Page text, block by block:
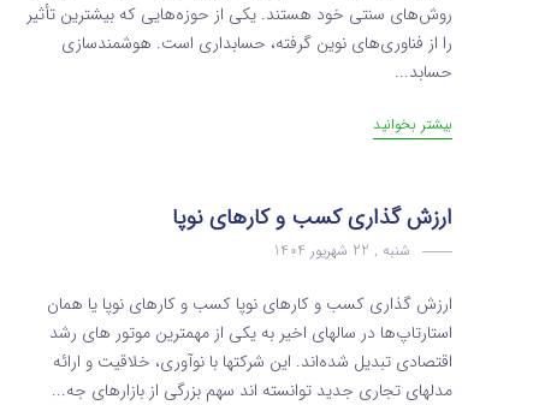
روش‌های سنتی خود هستند. یکی از حوزه‌هایی که بیشترین تأثیر
را از فناوری‌های نوین گرفته، حسابداری است. هوشمندسازی
حسابد...
بیشتر بخوانید
ارزش گذاری کسب ‌و کارهای نوپا
شنبه , 22 شهریور 1404
ارزش گذاری کسب ‌و کارهای نوپا کسب ‌و کارهای نوپا یا همان
استارتاپ‌ها در سالهای اخیر به یکی از مهمترین موتور های رشد
اقتصادی تبدیل شده‌اند. این شرکتها با نوآوری، خلاقیت و ارائه
مدلهای تجاری جدید توانسته اند سهم بزرگی از بازارهای جه...